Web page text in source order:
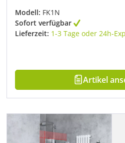
Modell: FK1N
Sofort verfügbar
Lieferzeit: 1-3 Tage oder 24h-
Artikel